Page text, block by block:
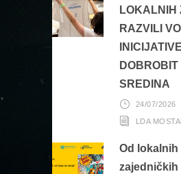
LOKALNIH
RAZVILI
DOBROBIT
SREDINA
24/07/2026
LDA
Od
zajedničkih